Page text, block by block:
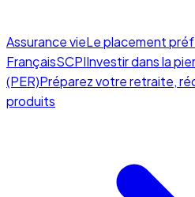
Assurance vieLe placement
FrançaisSCPIInvestir dans la
(PER)Préparez votre retraite,
produits